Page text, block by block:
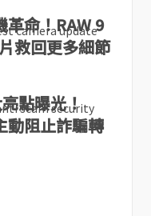
命！RAW 9
救回更多細節
點曝光！
動阻止詐騙轉